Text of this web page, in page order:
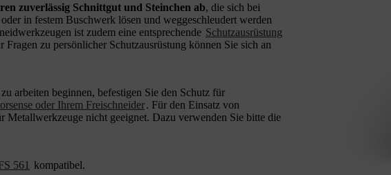
zuverlässig Schnittgut und Steinchen ab, die sich bei
in festem Buschwerk lösen und weggeschleudert werden
ist zudem eine entsprechende Schutzausrüstung
zu persönlicher Schutzausrüstung können Sie sich an
arbeiten beginnen, befestigen Sie den Schutz für
oder Ihrem Freischneider. Für den Einsatz von
Metallwerkzeuge nicht geeignet. Dazu verwenden Sie bitte die
561 kompatibel.